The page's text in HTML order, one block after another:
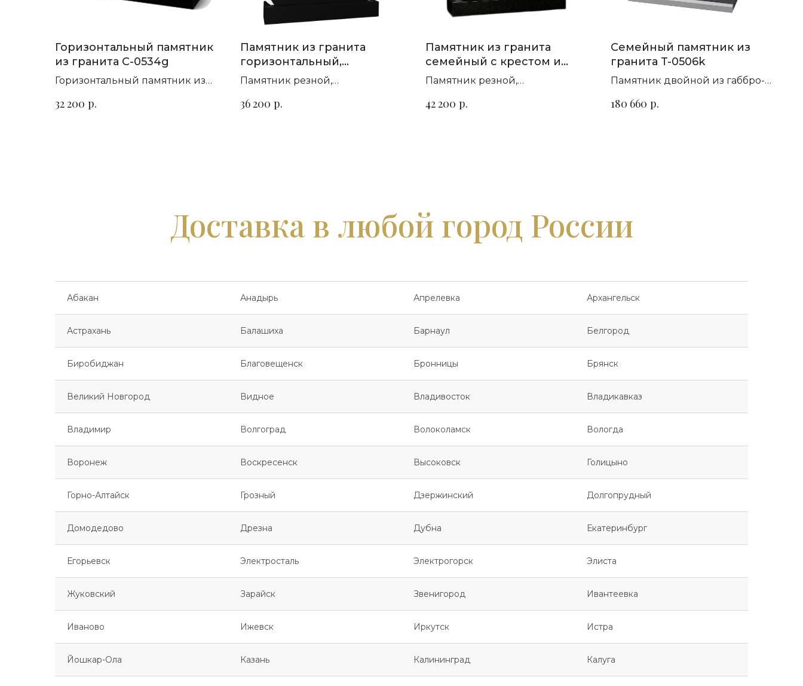
Горизонтальный памятник
из гранита C-0534g
Горизонтальный памятник из
захоронения
32 200 р.
Памятник из гранита
горизонтальный,
фигурный П-182
Памятник резной,
на выбор
36 200 р.
Памятник из гранита
семейный с крестом и
березой П-98
Памятник резной,
на выбор
42 200 р.
Семейный памятник из
гранита T-0506k
Памятник двойной из габбро-
цветок Урала
180 660 р.
Доставка в любой город России
Абакан Анадырь Апрелевка Архангельск
Астрахань Балашиха Барнаул Белгород
Биробиджан Благовещенск Бронницы Брянск
Великий Новгород Видное Владивосток Владикавказ
Владимир Волгоград Волоколамск Вологда
Воронеж Воскресенск Высоковск Голицыно
Горно-Алтайск Грозный Дзержинский Долгопрудный
Домодедово Дрезна Дубна Екатеринбург
Егорьевск Электросталь Электрогорск Элиста
Жуковский Зарайск Звенигород Ивантеевка
Иваново Ижевск Иркутск Истра
Йошкар-Ола Казань Калининград Калуга